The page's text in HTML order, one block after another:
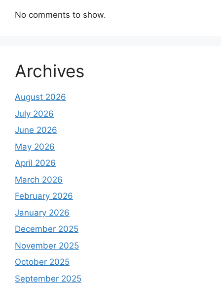
No comments to show.
Archives
August 2026
July 2026
June 2026
May 2026
April 2026
March 2026
February 2026
January 2026
December 2025
November 2025
October 2025
September 2025